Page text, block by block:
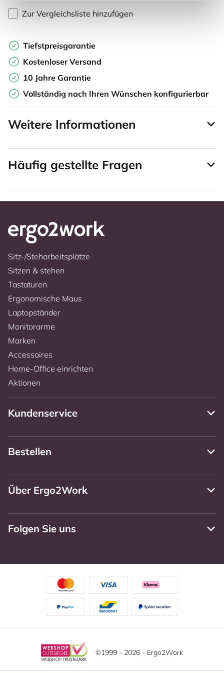
Zur Vergleichsliste hinzufügen
Tiefstpreisgarantie
Kostenloser Versand
10 Jahre Garantie
Vollständig nach Ihren Wünschen konfigurierbar
Weitere Informationen
Häufig gestellte Fragen
Sitz-/Steharbeitsplätze
Sitzen & stehen
Tastaturen
Ergonomische Maus
Laptopständer
Monitorarme
Marken
Accessoires
Home-Office einrichten
Aktionen
Kundenservice
Bestellen
Über Ergo2Work
Folgen Sie uns
©1999 - 2026 - Ergo2Work